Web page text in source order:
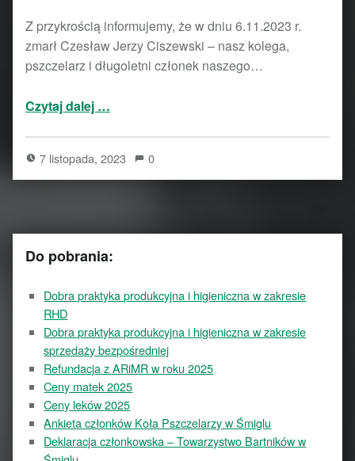
Z przykrością informujemy, że w dniu 6.11.2023 r.
zmarł Czesław Jerzy Ciszewski – nasz kolega,
pszczelarz i długoletni członek naszego…
Czytaj dalej …
7 listopada, 2023 0
Do pobrania:
Dobra praktyka produkcyjna i higieniczna w zakresie
RHD
Dobra praktyka produkcyjna i higieniczna w zakresie
sprzedaży bezpośredniej
Refundacja z ARiMR w roku 2025
Ceny matek 2025
Ceny leków 2025
Ankieta członków Koła Pszczelarzy w Śmiglu
Deklaracja członkowska – Towarzystwo Bartników w